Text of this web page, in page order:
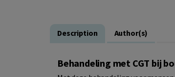
Description Author(s)
Behandeling met CGT bij